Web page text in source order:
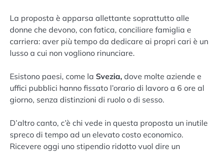
La proposta è apparsa allettante soprattutto alle
donne che devono, con fatica, conciliare famiglia e
carriera: aver più tempo da dedicare ai propri cari è un
lusso a cui non vogliono rinunciare.
Esistono paesi, come la Svezia, dove molte aziende e
uffici pubblici hanno fissato l’orario di lavoro a 6 ore al
giorno, senza distinzioni di ruolo o di sesso.
D’altro canto, c’è chi vede in questa proposta un inutile
spreco di tempo ad un elevato costo economico.
Ricevere oggi uno stipendio ridotto vuol dire un